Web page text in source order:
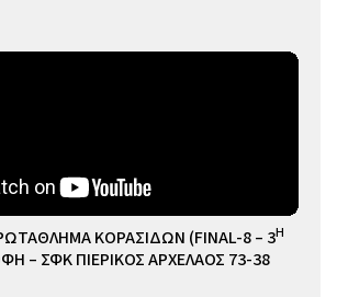
ΚΟΡΑΣΙΔΩΝ (FINAL-8 – 3Η
– ΣΦΚ ΠΙΕΡΙΚΟΣ ΑΡΧΕΛΑΟΣ 73-38